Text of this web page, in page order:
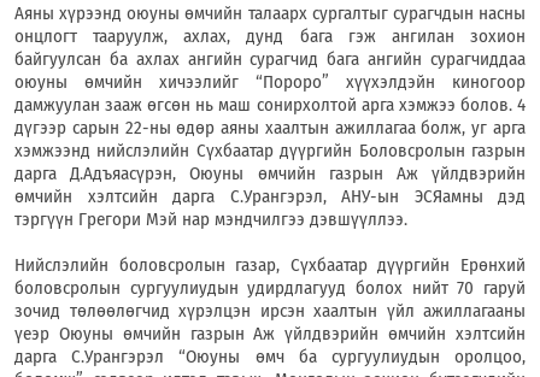
Аяны хүрээнд оюуны өмчийн талаарх сургалтыг сурагчдын насны
онцлогт тааруулж, ахлах, дунд бага гэж ангилан зохион
байгуулсан ба ахлах ангийн сурагчид бага ангийн сурагчиддаа
оюуны өмчийн хичээлийг “Пороро” хүүхэлдэйн киногоор
дамжуулан зааж өгсөн нь маш сонирхолтой арга хэмжээ болов. 4
дүгээр сарын 22-ны өдөр аяны хаалтын ажиллагаа болж, уг арга
хэмжээнд нийслэлийн Сүхбаатар дүүргийн Боловсролын газрын
дарга Д.Адъяасүрэн, Оюуны өмчийн газрын Аж үйлдвэрийн
өмчийн хэлтсийн дарга С.Урангэрэл, АНУ-ын ЭСЯамны дэд
тэргүүн Грегори Мэй нар мэндчилгээ дэвшүүллээ.
Нийслэлийн боловсролын газар, Сүхбаатар дүүргийн Ерөнхий
боловсролын сургуулиудын удирдлагууд болох нийт 70 гаруй
зочид төлөөлөгчид хүрэлцэн ирсэн хаалтын үйл ажиллагааны
үеэр Оюуны өмчийн газрын Аж үйлдвэрийн өмчийн хэлтсийн
дарга С.Урангэрэл “Оюуны өмч ба сургуулиудын оролцоо,